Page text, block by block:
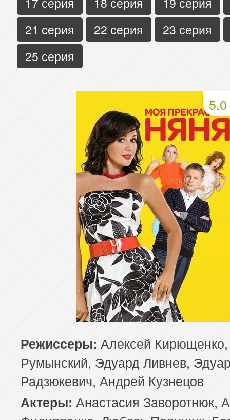
21 серия
22 серия
23 серия
25 серия
5.0
Режиссеры: Алексей
Румынский, Эдуард Ливнев,
Радзюкевич, Андрей Кузнецов
Актеры: Анастасия Заворотнюк,